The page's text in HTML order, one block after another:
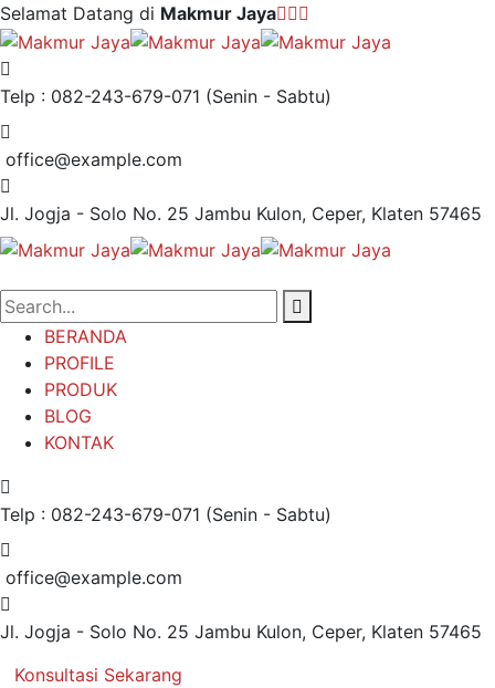
Selamat Datang di Makmur Jaya
Telp : 082-243-679-071 (Senin - Sabtu)
office@example.com
Jl. Jogja - Solo No. 25 Jambu Kulon, Ceper, Klaten 57465
BERANDA
PROFILE
PRODUK
BLOG
KONTAK
Telp : 082-243-679-071 (Senin - Sabtu)
office@example.com
Jl. Jogja - Solo No. 25 Jambu Kulon, Ceper, Klaten 57465
Konsultasi Sekarang